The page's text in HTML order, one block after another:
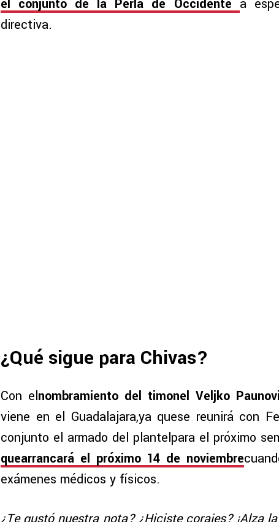
el conjunto de la Perla de Occidente a
directiva.
¿Qué sigue para Chivas?
Con elnombramiento del timonel Veljko
viene en el Guadalajara,ya quese reunirá con
conjunto el armado del plantelpara el próximo
quearrancará el próximo 14 de noviembre
exámenes médicos y físicos.
¿Te gustó nuestra nota? ¿Hiciste corajes? ¡Alza